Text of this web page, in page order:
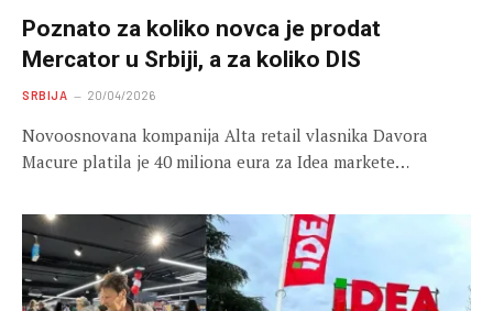
Poznato za koliko novca je prodat
Mercator u Srbiji, a za koliko DIS
SRBIJA 20/04/2026
Novoosnovana kompanija Alta retail vlasnika Davora
Macure platila je 40 miliona eura za Idea markete…